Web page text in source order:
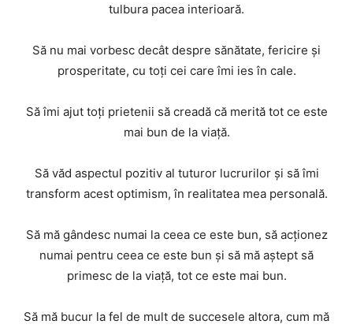
tulbura pacea interioară.
Să nu mai vorbesc decât despre sănătate, fericire şi
prosperitate, cu toţi cei care îmi ies în cale.
Să îmi ajut toţi prietenii să creadă că merită tot ce este
mai bun de la viaţă.
Să văd aspectul pozitiv al tuturor lucrurilor şi să îmi
transform acest optimism, în realitatea mea personală.
Să mă gândesc numai la ceea ce este bun, să acţionez
numai pentru ceea ce este bun şi să mă aştept să
primesc de la viaţă, tot ce este mai bun.
Să mă bucur la fel de mult de succesele altora, cum mă